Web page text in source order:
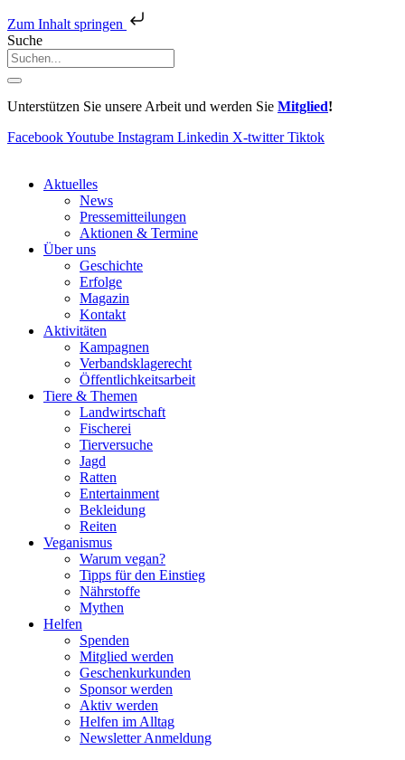
Zum Inhalt springen
Suche
Unterstützen Sie unsere Arbeit und werden Sie Mitglied!
FacebookYoutube Instagram Linkedin X-twitter Tiktok
Aktuelles
News
Pressemitteilungen
Aktionen & Termine
Über uns
Geschichte
Erfolge
Magazin
Kontakt
Aktivitäten
Kampagnen
Verbandsklagerecht
Öffentlichkeitsarbeit
Tiere & Themen
Landwirtschaft
Fischerei
Tierversuche
Jagd
Ratten
Entertainment
Bekleidung
Reiten
Veganismus
Warum vegan?
Tipps für den Einstieg
Nährstoffe
Mythen
Helfen
Spenden
Mitglied werden
Geschenkurkunden
Sponsor werden
Aktiv werden
Helfen im Alltag
Newsletter Anmeldung